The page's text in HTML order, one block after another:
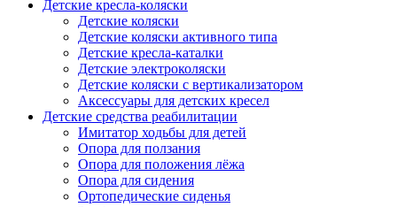
Детские кресла-коляски
Детские коляски
Детские коляски активного типа
Детские кресла-каталки
Детские электроколяски
Детские коляски с вертикализатором
Аксессуары для детских кресел
Детские средства реабилитации
Имитатор ходьбы для детей
Опора для ползания
Опора для положения лёжа
Опора для сидения
Ортопедические сиденья